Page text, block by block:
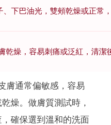
、下巴油光，雙頰乾燥或正常
乾燥，容易刺痛或泛紅，清潔
膚通常偏敏感，容易
燥。做膚質測試時，
確保選到溫和的洗面